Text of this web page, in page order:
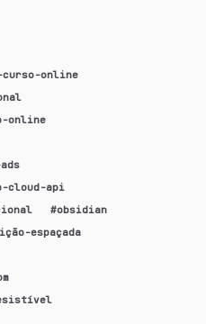
online
online
cloud-api
#obsidian
espaçada